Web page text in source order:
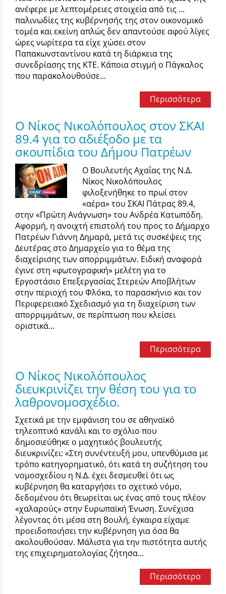
ανέφερε με λεπτομέρειες στοιχεία από τις ...
παλινωδίες της κυβέρνησής της στον οικονομικό
τομέα και εκείνη απλώς δεν απαντούσε αφού λίγες
ώρες νωρίτερα τα είχε χώσει στον
Παπακωνσταντίνου κατά τη διάρκεια της
συνεδρίασης της ΚΤΕ. Κάποια στιγμή ο Πάγκαλος
που παρακολουθούσε...
Περισσότερα
O Νίκος Νικολόπουλος στον ΣΚΑΙ
89.4 για το αδιέξοδο με τα
σκουπίδια του Δήμου Πατρέων
Ο Βουλευτής Αχαΐας της Ν.Δ.
Νίκος Νικολόπουλος
φιλοξενήθηκε το πρωί στον
«αέρα» του ΣΚΑΙ Πάτρας 89.4,
στην «Πρώτη Ανάγνωση» του Ανδρέα Κατωπόδη.
Αφορμή, η ανοιχτή επιστολή του προς το Δήμαρχο
Πατρέων Γιάννη Δημαρά, μετά τις συσκέψεις της
Δευτέρας στο Δημαρχείο για το θέμα της
διαχείρισης των απορριμμάτων. Ειδική αναφορά
έγινε στη «φωτογραφική» μελέτη για το
Εργοστάσιο Επεξεργασίας Στερεών Αποβλήτων
στην περιοχή του Φλόκα, το παρασκήνιο και τον
Περιφερειακό Σχεδιασμό για τη διαχείριση των
απορριμμάτων, σε περίπτωση που κλείσει
οριστικά...
Περισσότερα
Ο Νίκος Νικολόπουλος
διευκρινίζει την θέση του για το
λαθρονομοσχέδιο.
Σχετικά με την εμφάνιση του σε αθηναϊκό
τηλεοπτικό κανάλι και το σχόλιο που
δημοσιεύθηκε ο μαχητικός βουλευτής
διευκρινίζει: «Στη συνέντευξή μου, υπενθύμισα με
τρόπο κατηγορηματικό, ότι κατά τη συζήτηση του
νομοσχεδίου η Ν.Δ. έχει δεσμευθεί ότι ως
κυβέρνηση θα καταργήσει το σχετικό νόμο,
δεδομένου ότι θεωρείται ως ένας από τους πλέον
«χαλαρούς» στην Ευρωπαϊκή Ένωση. Συνέχισα
λέγοντας ότι μέσα στη Βουλή, έγκαιρα είχαμε
προειδοποιήσει την κυβέρνηση για όσα θα
ακολουθούσαν. Μάλιστα για την πιστότητα αυτής
της επιχειρηματολογίας ζήτησα...
Περισσότερα